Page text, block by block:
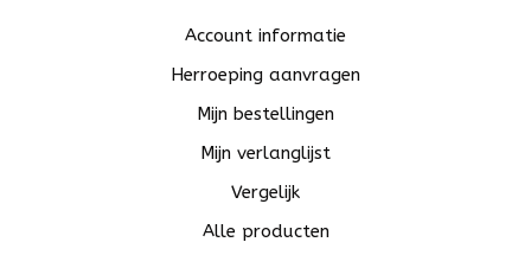
Account informatie
Herroeping aanvragen
Mijn bestellingen
Mijn verlanglijst
Vergelijk
Alle producten